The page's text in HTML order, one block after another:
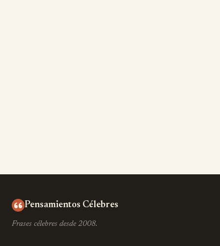
Pensamientos Célebres
Frases célebres desde 2008.